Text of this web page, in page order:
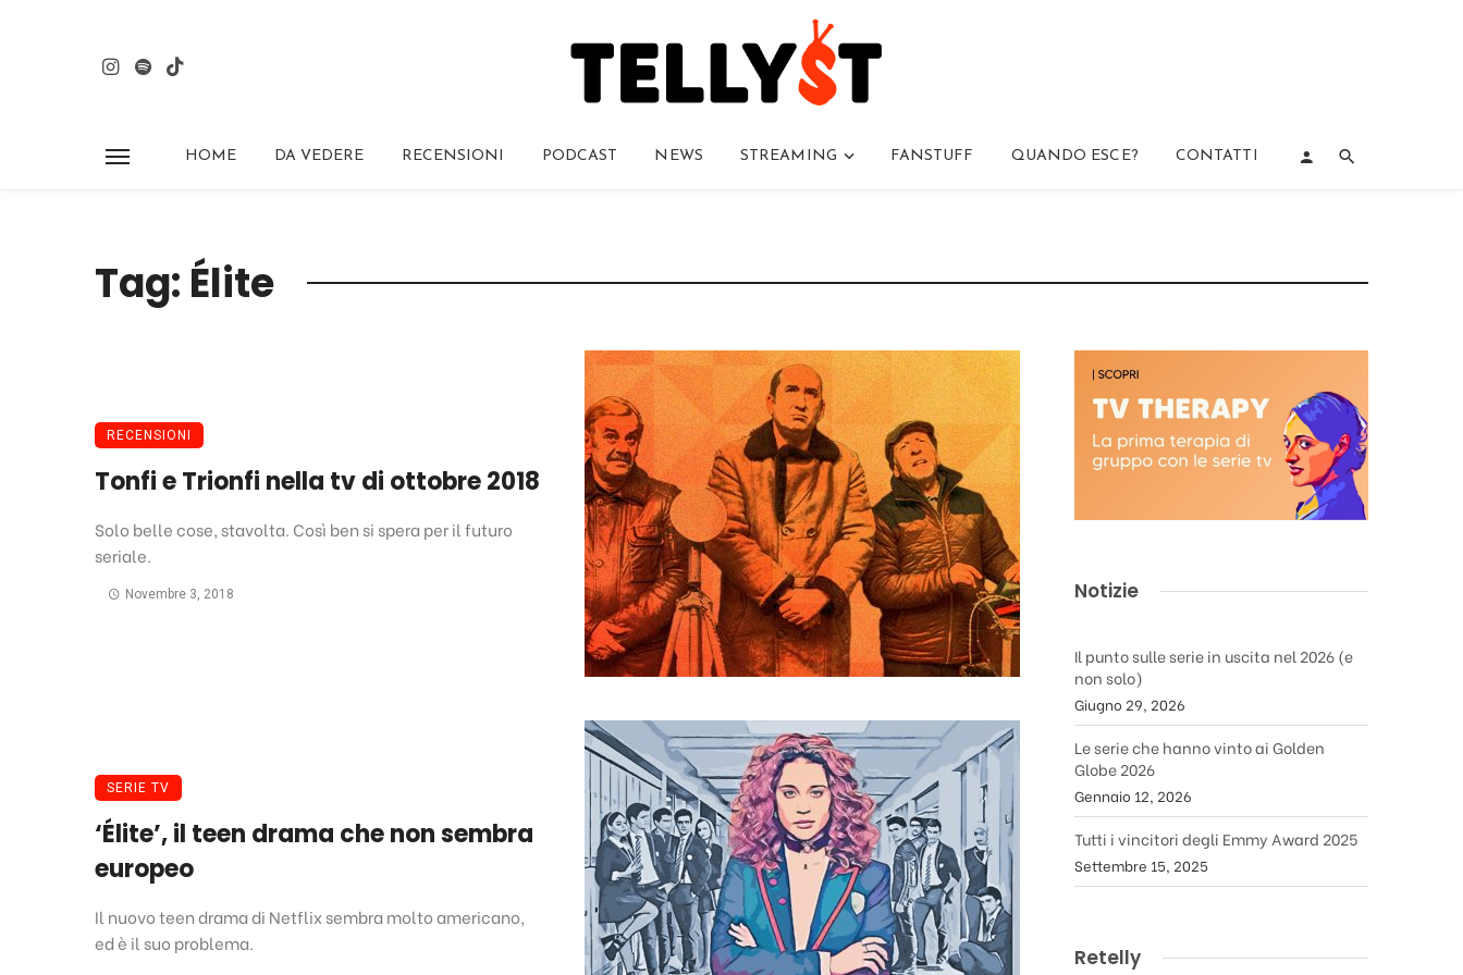
HOME DA VEDERE RECENSIONI PODCAST NEWS STREAMING FANSTUFF QUANDO ESCE? CONTATTI
Tag: Élite
RECENSIONI
Tonfi e Trionfi nella tv di ottobre 2018
Solo belle cose, stavolta. Così ben si spera per il futuro
seriale.
Novembre 3, 2018
SERIE TV
‘Élite’, il teen drama che non sembra
europeo
Il nuovo teen drama di Netflix sembra molto americano,
ed è il suo problema.
Notizie
Il punto sulle serie in uscita nel 2026 (e
non solo)
Giugno 29, 2026
Le serie che hanno vinto ai Golden
Globe 2026
Gennaio 12, 2026
Tutti i vincitori degli Emmy Award 2025
Settembre 15, 2025
Retelly